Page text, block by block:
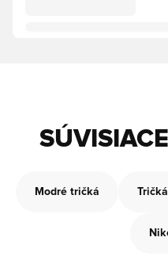
Modré tričká